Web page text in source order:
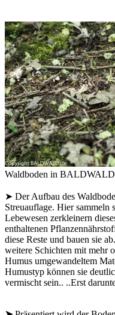
Waldboden in
➤ Der Aufbau des
Streuauflage. Hier sammeln
Lebewesen zerkleinern
enthaltenen
diese Reste und bauen sie
weitere Schichten mit mehr
Humus umgewandeltem
Humustyp können sie
vermischt sein.. ..Erst